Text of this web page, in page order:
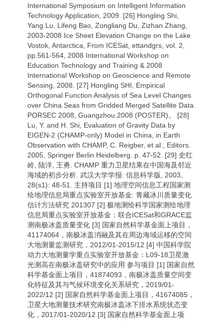
International Symposium on Intelligent Information
Technology Application, 2009. [26] Hongling Shi,
Yang Lu, Lifeng Bao, Zongliang Du, Zizhan Zhang,
2003-2008 Ice Sheet Elevation Change on the Lake
Vostok, Antarctica, From ICESat, ettandgrs, vol. 2,
pp.561-564, 2008 International Workshop on
Education Technology and Training & 2008
International Workshop on Geoscience and Remote
Sensing, 2008. [27] Hongling SHI, Empirical
Orthogonal Function Analysis of Sea Level Changes
over China Seas from Gridded Merged Satellite Data.
PORSEC 2008, Guangzhou.2008 (POSTER)。 [28]
Lu, Y. and H. Shi, Evaluation of Gravity Data by
EIGEN-2 (CHAMP-only) Model in China, in Earth
Observation with CHAMP, C. Reigber, et al., Editors.
2005, Springer Berlin Heidelberg. p. 47-52. [29] 史红
岭, 陆洋, 王勇. CHAMP 重力卫星结果在中国海及邻近
海域的初步分析. 武汉大学学报: 信息科学版, 2003,
28(s1): 48-51. 主持项目 [1] 地理空间信息工程国家测
绘地理信息局重点实验室开放基金: 青藏冰川质量变化
估计方法研究 201307 [2] 极地测绘科学国家测绘地理
信息局重点实验室开放基金：联合ICESat和GRACE监
测南极冰盖质量变化 [3] 国家自然科学基金面上项目，
41174064，南极冰盖消融及其在周边海域运移的空间
大地测量监测研究，2012/01-2015/12 [4] 中国科学院
动力大地测量学重点实验室开放基金：L09-18卫星激
光测高在南极冰盖研究中的应用 参与项目 [1] 国家自然
科学基金面上项目，41874093，南极冰盖质量空间变
化特征及其与气候环境变化关系研究，2019/01-
2022/12 [2] 国家自然科学基金面上项目，41674085，
卫星大地测量技术研究南极冰盖冰下排水系统状态变
化，2017/01-2020/12 [3] 国家自然科学基金面上项